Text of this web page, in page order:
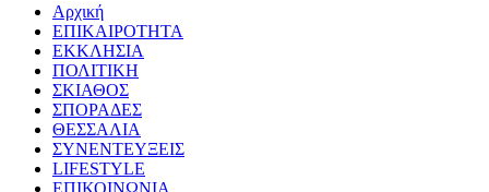
Αρχική
ΕΠΙΚΑΙΡΟΤΗΤΑ
ΕΚΚΛΗΣΙΑ
ΠΟΛΙΤΙΚΗ
ΣΚΙΑΘΟΣ
ΣΠΟΡΑΔΕΣ
ΘΕΣΣΑΛΙΑ
ΣΥΝΕΝΤΕΥΞΕΙΣ
LIFESTYLE
ΕΠΙΚΟΙΝΩΝΙΑ